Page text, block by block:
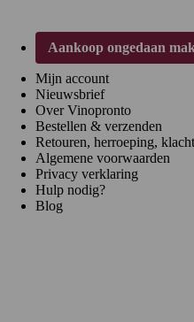
Aankoop ongedaan
Mijn account
Nieuwsbrief
Over Vinopronto
Bestellen & verzenden
Retouren, herroeping,
Algemene voorwaarden
Privacy verklaring
Hulp nodig?
Blog